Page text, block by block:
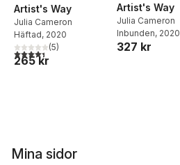
Artist's Way
Julia Cameron
Häftad, 2020
4,4utav 5 stjärnor. Totalt antal röster:
(5)
265 kr
Artist's Way
Julia Cameron
Inbunden, 2020
327 kr
Mina sidor